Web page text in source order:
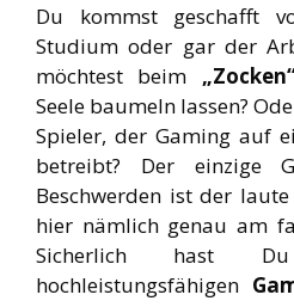
Optimaler Aiflow im PC-
Du kommst geschafft
Studium oder gar der
möchtest beim
Seele baumeln lassen?
Spieler, der Gaming auf
betreibt? Der einzige
Beschwerden ist der
hier nämlich genau am
Sicherlich hast
hochleistungsfähigen